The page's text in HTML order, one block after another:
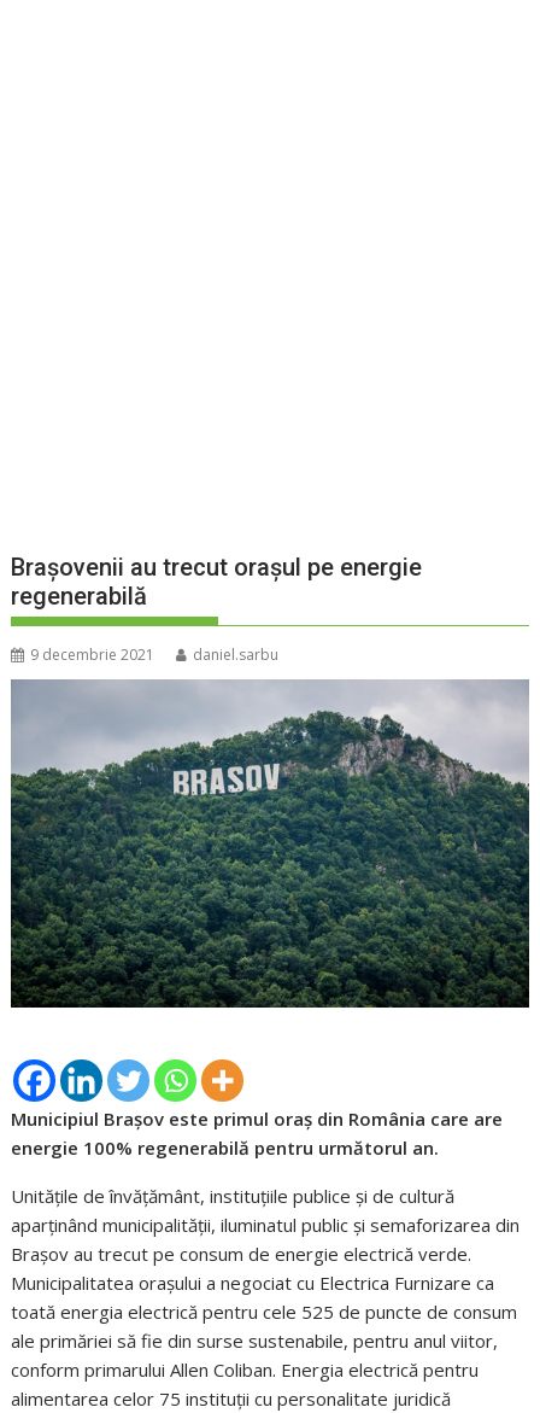
Brașovenii au trecut orașul pe energie
regenerabilă
9 decembrie 2021 daniel.sarbu
Municipiul Braşov este primul oraș din România care are
energie 100% regenerabilă pentru următorul an.
Unităţile de învăţământ, instituţiile publice şi de cultură
aparţinând municipalităţii, iluminatul public şi semaforizarea din
Braşov au trecut pe consum de energie electrică verde.
Municipalitatea oraşului a negociat cu Electrica Furnizare ca
toată energia electrică pentru cele 525 de puncte de consum
ale primăriei să fie din surse sustenabile, pentru anul viitor,
conform primarului Allen Coliban. Energia electrică pentru
alimentarea celor 75 instituţii cu personalitate juridică